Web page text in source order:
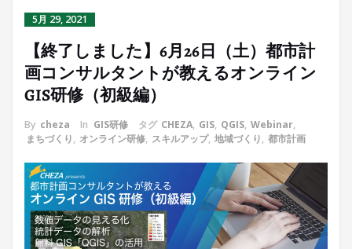
5月 29, 2021
【終了しました】6月26日（土）都市計
画コンサルタントが教えるオンライン
GIS研修（初級編）
By cheza In GIS研修 タグ CHEZA, GIS, QGIS, Webinar,
まちづくり, オンライン研修, スキルアップ, 地域づくり, 都市計画